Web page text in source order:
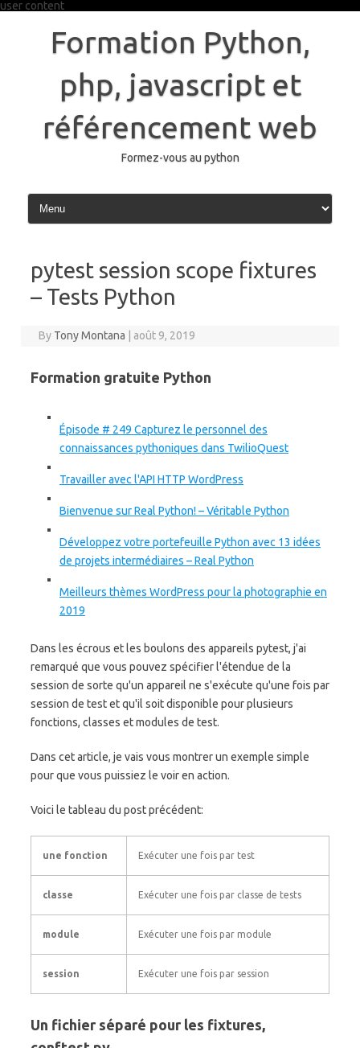
user content
contentFormation Python,
php, javascript et
référencement web
Formez-vous au python
pytest session scope fixtures
– Tests Python
By Tony Montana août 9, 2019
Formation gratuite Python
Épisode # 249 Capturez le personnel des
connaissances pythoniques dans TwilioQuest
Travailler avec l'API HTTP WordPress
Bienvenue sur Real Python! – Véritable Python
Développez votre portefeuille Python avec 13 idées
de projets intermédiaires – Real Python
Meilleurs thèmes WordPress pour la photographie en
2019
Dans les écrous et les boulons des appareils pytest, j'ai
remarqué que vous pouvez spécifier l'étendue de la
session de sorte qu'un appareil ne s'exécute qu'une fois par
session de test et qu'il soit disponible pour plusieurs
fonctions, classes et modules de test.
Dans cet article, je vais vous montrer un exemple simple
pour que vous puissiez le voir en action.
Voici le tableau du post précédent:
une fonction Exécuter une fois par test
classe Exécuter une fois par classe de tests
module Exécuter une fois par module
session Exécuter une fois par session
Un fichier séparé pour les fixtures,